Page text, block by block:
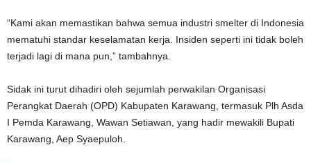
“Kami akan memastikan bahwa semua industri smelter di Indonesia
mematuhi standar keselamatan kerja. Insiden seperti ini tidak boleh
terjadi lagi di mana pun,” tambahnya.
Sidak ini turut dihadiri oleh sejumlah perwakilan Organisasi
Perangkat Daerah (OPD) Kabupaten Karawang, termasuk Plh Asda
I Pemda Karawang, Wawan Setiawan, yang hadir mewakili Bupati
Karawang, Aep Syaepuloh.